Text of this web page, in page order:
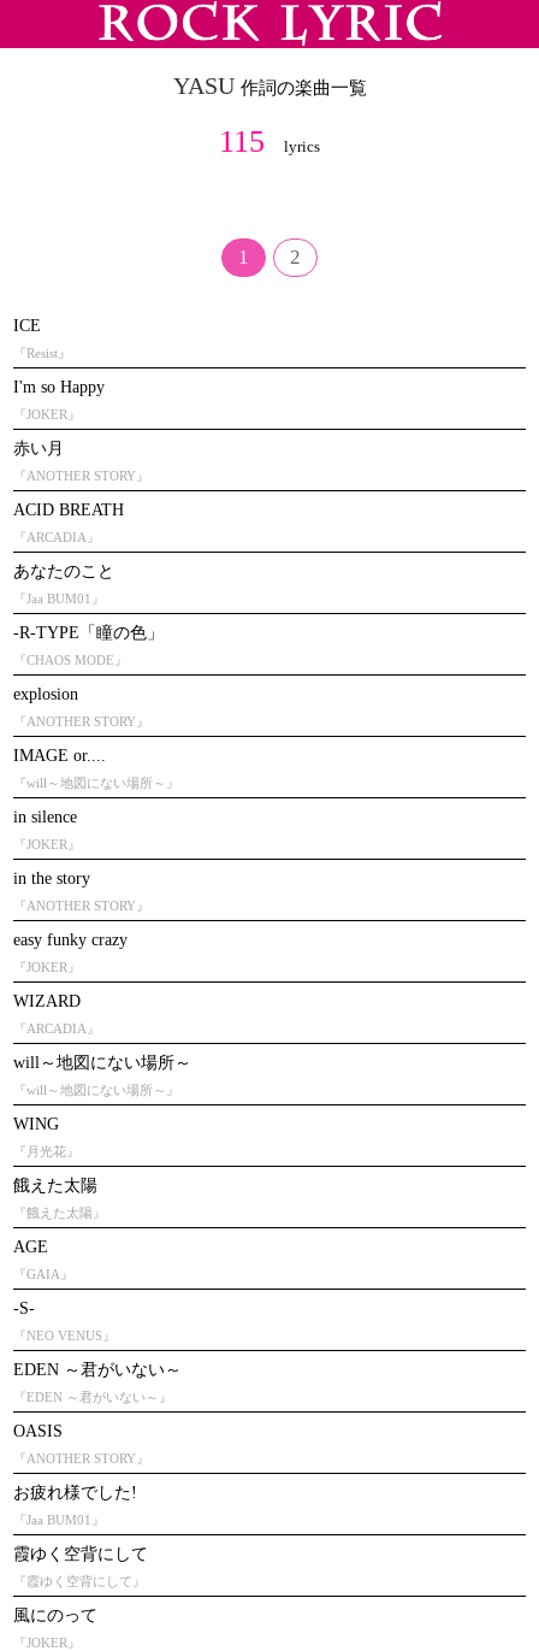
YASU 作詞の楽曲一覧
115 lyrics
1 2
ICE
『Resist』
I'm so Happy
『JOKER』
赤い月
『ANOTHER STORY』
ACID BREATH
『ARCADIA』
あなたのこと
『Jaa BUM01』
-R-TYPE「瞳の色」
『CHAOS MODE』
explosion
『ANOTHER STORY』
IMAGE or....
『will～地図にない場所～』
in silence
『JOKER』
in the story
『ANOTHER STORY』
easy funky crazy
『JOKER』
WIZARD
『ARCADIA』
will～地図にない場所～
『will～地図にない場所～』
WING
『月光花』
餓えた太陽
『餓えた太陽』
AGE
『GAIA』
-S-
『NEO VENUS』
EDEN ～君がいない～
『EDEN ～君がいない～』
OASIS
『ANOTHER STORY』
お疲れ様でした!
『Jaa BUM01』
霞ゆく空背にして
『霞ゆく空背にして』
風にのって
『JOKER』